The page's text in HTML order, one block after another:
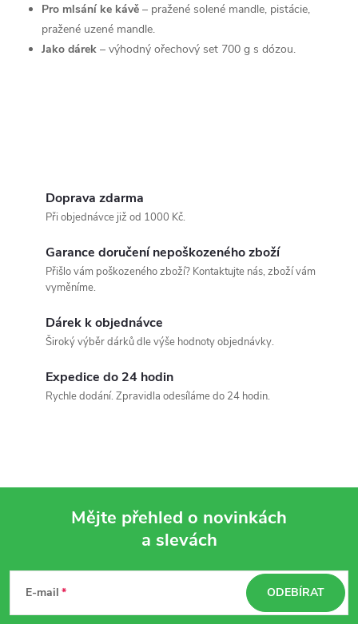
Pro mlsání ke kávě – pražené solené mandle, pistácie,
pražené uzené mandle.
Jako dárek – výhodný ořechový set 700 g s dózou.
Doprava zdarma
Při objednávce již od 1000 Kč.
Garance doručení nepoškozeného zboží
Přišlo vám poškozeného zboží? Kontaktujte nás, zboží vám
vyměníme.
Dárek k objednávce
Široký výběr dárků dle výše hodnoty objednávky.
Expedice do 24 hodin
Rychle dodání. Zpravidla odesíláme do 24 hodin.
Mějte přehled o novinkách
a slevách
E-mail ODEBÍRAT